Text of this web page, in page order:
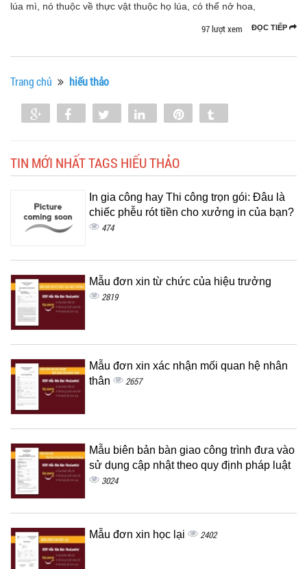
lúa mì, nó thuộc về thực vật thuộc họ lúa, có thể nở hoa,
ĐỌC TIẾP
97 lượt xem
Trang chủ hiếu thảo
Share Share Tweet Share
TIN MỚI NHẤT TAGS HIẾU THẢO
In gia công hay Thi công trọn gói: Đâu là
chiếc phễu rót tiền cho xưởng in của bạn?
474
Mẫu đơn xin từ chức của hiệu trưởng
2819
Mẫu đơn xin xác nhận mối quan hệ nhân
thân
2657
Mẫu biên bản bàn giao công trình đưa vào
sử dụng cập nhật theo quy định pháp luật
3024
Mẫu đơn xin học lại 2402